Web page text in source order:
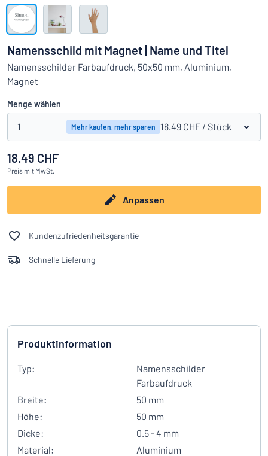
Das Gesuchte nicht gefunden? Schild hier entwerfen
Alle Kategorien anzeigen
Einloggen
Firma
Deutsch
Namensschild mit Magnet | Name und Titel
Namensschilder Farbaufdruck, 50x50 mm, Aluminium,
Magnet
Menge wählen
1 Mehr kaufen, mehr sparen 18.49 CHF / Stück
18.49 CHF
Preis mit MwSt.
Anpassen
Kundenzufriedenheitsgarantie
Schnelle Lieferung
Produktinformation
Typ:
Namensschilder
Farbaufdruck
Breite:
50 mm
Höhe:
50 mm
Dicke:
0.5 - 4 mm
Material:
Aluminium